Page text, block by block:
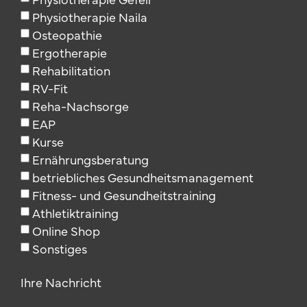
Physiotherapie Naila
Osteopathie
Ergotherapie
Rehabilitation
RV-Fit
Reha-Nachsorge
EAP
Kurse
Ernährungsberatung
betriebliches Gesundheitsmanagement
Fitness- und Gesundheitstraining
Athletiktraining
Online Shop
Sonstiges
Ihre Nachricht